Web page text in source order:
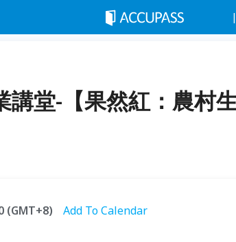
講堂-【果然紅：農村
(GMT+8)
Add To Calendar